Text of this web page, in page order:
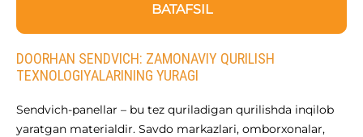
BATAFSIL
DOORHAN SENDVICH: ZAMONAVIY QURILISH
TEXNOLOGIYALARINING YURAGI
Sendvich-panellar – bu tez quriladigan qurilishda inqilob
yaratgan materialdir. Savdo markazlari, omborxonalar,